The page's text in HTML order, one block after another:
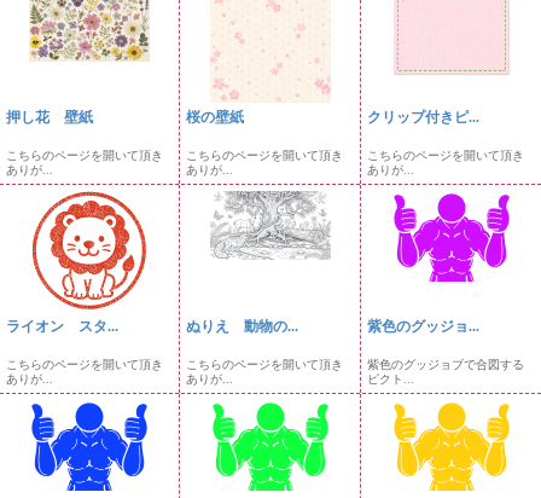
押し花 壁紙
こちらのページを開いて頂き
ありが...
桜の壁紙
こちらのページを開いて頂き
ありが...
クリップ付きピ...
こちらのページを開いて頂き
ありが...
ライオン スタ...
こちらのページを開いて頂き
ありが...
ぬりえ 動物の...
こちらのページを開いて頂き
ありが...
紫色のグッジョ...
紫色のグッジョブで合図する
ピクト...